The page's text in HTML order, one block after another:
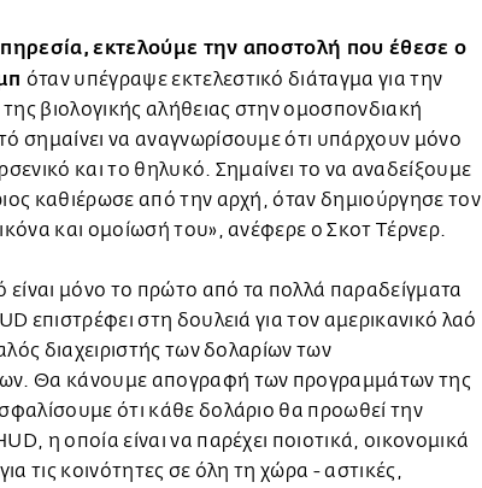
εκτελούμε την αποστολή που έθεσε ο
όταν υπέγραψε εκτελεστικό διάταγμα για την
βιολογικής αλήθειας στην ομοσπονδιακή
σημαίνει να αναγνωρίσουμε ότι υπάρχουν μόνο
και το θηλυκό. Σημαίνει το να αναδείξουμε
καθιέρωσε από την αρχή, όταν δημιούργησε τον
και ομοίωσή του», ανέφερε ο Σκοτ Τέρνερ.
είναι μόνο το πρώτο από τα πολλά παραδείγματα
επιστρέφει στη δουλειά για τον αμερικανικό λαό
διαχειριστής των δολαρίων των
Θα κάνουμε απογραφή των προγραμμάτων της
ότι κάθε δολάριο θα προωθεί την
η οποία είναι να παρέχει ποιοτικά, οικονομικά
τις κοινότητες σε όλη τη χώρα - αστικές,